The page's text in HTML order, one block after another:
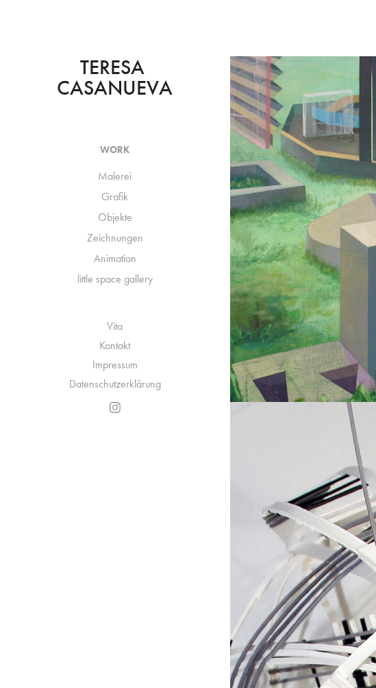
TERESA
CASANUEVA
WORK
Malerei
Grafik
Objekte
Zeichnungen
Animation
little space gallery
Vita
Kontakt
Impressum
Datenschutzerklärung